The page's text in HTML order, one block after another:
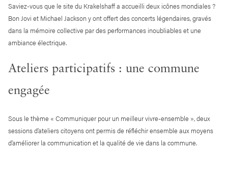
Saviez-vous que le site du Krakelshaff a accueilli deux icônes mondiales ?
Bon Jovi et Michael Jackson y ont offert des concerts légendaires, gravés
dans la mémoire collective par des performances inoubliables et une
ambiance électrique.
Ateliers participatifs : une commune
engagée
Sous le thème « Communiquer pour un meilleur vivre-ensemble », deux
sessions d’ateliers citoyens ont permis de réfléchir ensemble aux moyens
d’améliorer la communication et la qualité de vie dans la commune.